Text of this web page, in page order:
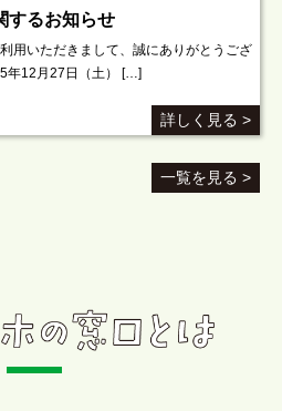
するお知らせ
用いただきまして、誠にありがとうござ
年12月27日（土） […]
詳しく見る >
一覧を見る >